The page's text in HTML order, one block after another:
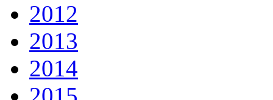
2012
2013
2014